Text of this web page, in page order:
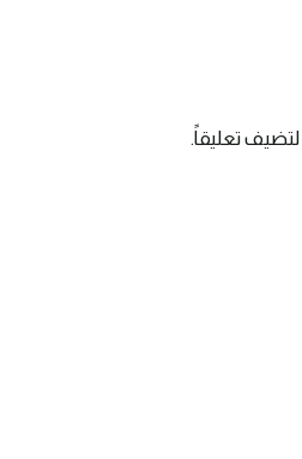
لتضيف تعليقاً.